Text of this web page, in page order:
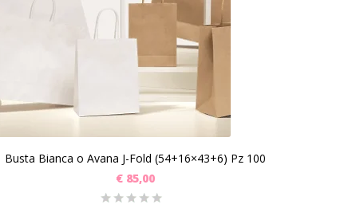
Busta Bianca o Avana J-Fold (54+16×43+6) Pz 100
€85,00